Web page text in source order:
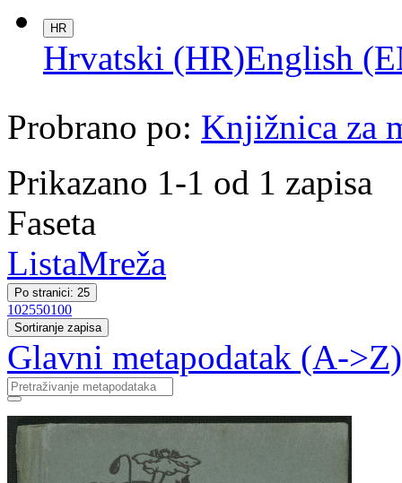
HR
Hrvatski (HR)English
Probrano po: Knjižnica za
Prikazano 1-1 od 1 zapisa
Faseta
ListaMreža
Po stranici: 25
102550100
Sortiranje zapisa
Glavni metapodatak (A->Z)